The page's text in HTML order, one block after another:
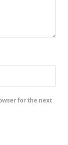
for the next